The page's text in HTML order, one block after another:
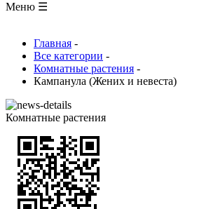
Меню ☰
Главная -
Все категории -
Комнатные растения -
Кампанула (Жених и невеста)
Комнатные растения